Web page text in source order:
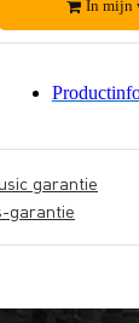
In mijn
garantie
garantie